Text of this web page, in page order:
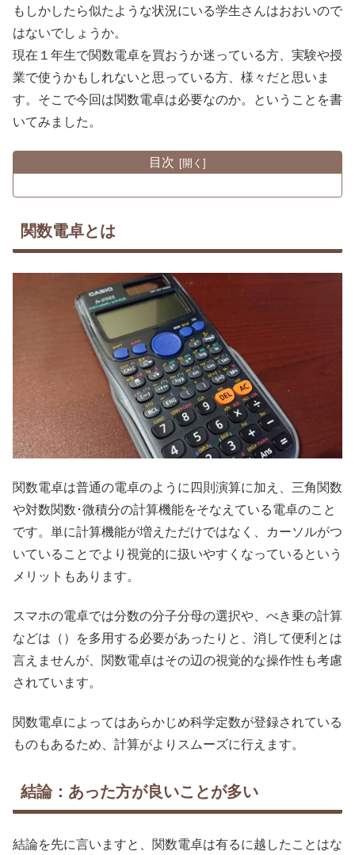
もしかしたら似たような状況にいる学生さんはおおいので
はないでしょうか。
現在１年生で関数電卓を買おうか迷っている方、実験や授
業で使うかもしれないと思っている方、様々だと思いま
す。そこで今回は関数電卓は必要なのか。ということを書
いてみました。
目次
関数電卓とは
関数電卓は普通の電卓のように四則演算に加え、三角関数
や対数関数･微積分の計算機能をそなえている電卓のこと
です。単に計算機能が増えただけではなく、カーソルがつ
いていることでより視覚的に扱いやすくなっているという
メリットもあります。
スマホの電卓では分数の分子分母の選択や、べき乗の計算
などは（）を多用する必要があったりと、消して便利とは
言えませんが、関数電卓はその辺の視覚的な操作性も考慮
されています。
関数電卓によってはあらかじめ科学定数が登録されている
ものもあるため、計算がよりスムーズに行えます。
結論：あった方が良いことが多い
結論を先に言いますと、関数電卓は有るに越したことはな